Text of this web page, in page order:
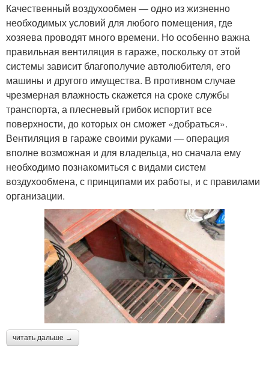
Качественный воздухообмен — одно из жизненно
необходимых условий для любого помещения, где
хозяева проводят много времени. Но особенно важна
правильная вентиляция в гараже, поскольку от этой
системы зависит благополучие автолюбителя, его
машины и другого имущества. В противном случае
чрезмерная влажность скажется на сроке службы
транспорта, а плесневый грибок испортит все
поверхности, до которых он сможет «добраться».
Вентиляция в гараже своими руками — операция
вполне возможная и для владельца, но сначала ему
необходимо познакомиться с видами систем
воздухообмена, с принципами их работы, и с правилами
организации.
читать дальше →